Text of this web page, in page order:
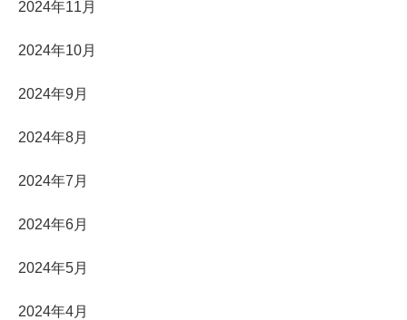
2024年11月
2024年10月
2024年9月
2024年8月
2024年7月
2024年6月
2024年5月
2024年4月